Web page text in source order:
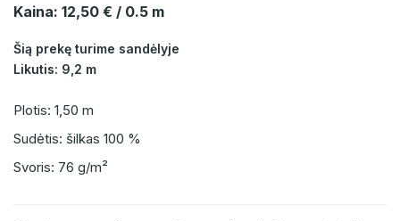
Kaina: 12,50 € / 0.5 m
Šią prekę turime sandėlyje
Likutis: 9,2 m
Plotis: 1,50 m
Sudėtis: šilkas 100 %
Svoris: 76 g/m²